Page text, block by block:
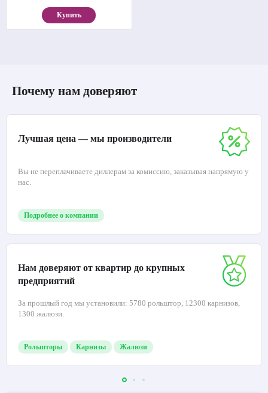
Купить
Почему нам доверяют
Лучшая цена — мы производители
Вы не переплачиваете диллерам за комиссию, заказывая напрямую у
нас.
Подробнее о компании
Нам доверяют от квартир до крупных
предприятий
За прошлый год мы установили: 5780 рольштор, 12300 карнизов,
1300 жалюзи.
Рольшторы Карнизы Жалюзи